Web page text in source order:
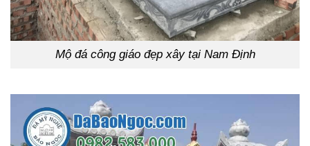
Mộ đá công giáo đẹp xây tại Nam Định